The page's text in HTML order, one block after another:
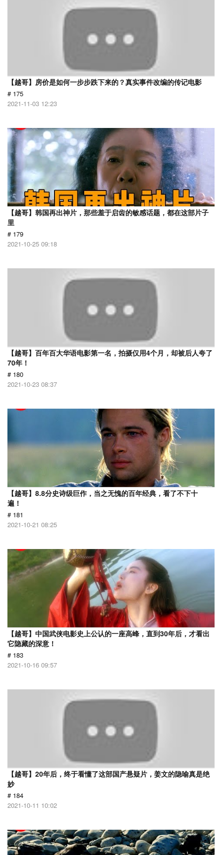
【越哥】房价是如何一步步跌下来的？真实事件改编的传记电影
# 175
2021-11-03 12:23
【越哥】韩国再出神片，那些羞于启齿的敏感话题，都在这部片子
里
# 179
2021-10-25 09:18
【越哥】百年百大华语电影第一名，拍摄仅用4个月，却被后人夸了
70年！
# 180
2021-10-23 08:37
【越哥】8.8分史诗级巨作，当之无愧的百年经典，看了不下十
遍！
# 181
2021-10-21 08:25
【越哥】中国武侠电影史上公认的一座高峰，直到30年后，才看出
它隐藏的深意！
# 183
2021-10-16 09:57
【越哥】20年后，终于看懂了这部国产悬疑片，姜文的隐喻真是绝
妙
# 184
2021-10-11 10:02